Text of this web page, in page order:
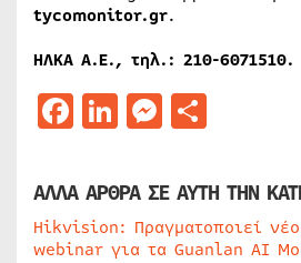
tycomonitor.gr.
ΗΛΚΑ Α.Ε., τηλ.: 210-6071510.
Facebook
LinkedIn
ΑΛΛΑ ΑΡΘΡΑ ΣΕ ΑΥΤΗ ΤΗΝ
Hikvision: Πραγματοποιεί
webinar για τα Guanlan AI